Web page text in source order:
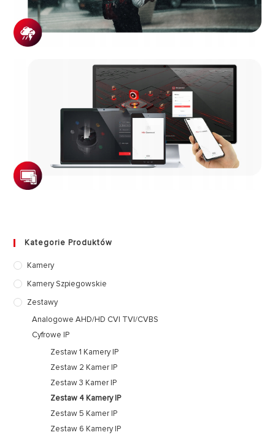
Kategorie Produktów
Kamery
Kamery Szpiegowskie
Zestawy
Analogowe AHD/HD CVI TVI/CVBS
Cyfrowe IP
Zestaw 1 Kamery IP
Zestaw 2 Kamer IP
Zestaw 3 Kamer IP
Zestaw 4 Kamery IP
Zestaw 5 Kamer IP
Zestaw 6 Kamery IP